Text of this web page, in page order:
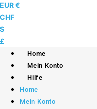
Skip
to
content
EUR €
CHF
$
£
Home
Mein Konto
Hilfe
Home
Mein Konto